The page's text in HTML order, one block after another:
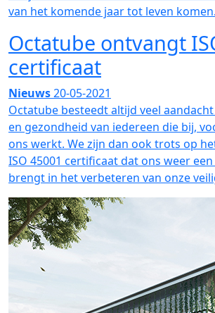
van het komende jaar tot leven komen.
Octatube ontvangt
certificaat
Nieuws20-05-2021
Octatube besteedt altijd veel
en gezondheid van iedereen die bij,
ons werkt. We zijn dan ook trots op
ISO 45001 certificaat dat ons weer
brengt in het verbeteren van onze